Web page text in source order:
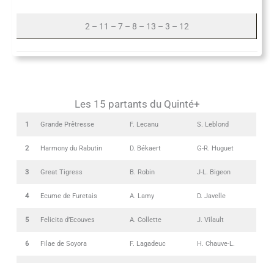
2 – 11 – 7 – 8 – 13 – 3 – 12
Les 15 partants du Quinté+
1 Grande Prêtresse F. Lecanu S. Leblond
2 Harmony du Rabutin D. Békaert G-R. Huguet
3 Great Tigress B. Robin J-L. Bigeon
4 Ecume de Furetais A. Lamy D. Javelle
5 Felicita d’Ecouves A. Collette J. Vilault
6 Filae de Soyora F. Lagadeuc H. Chauve-L.